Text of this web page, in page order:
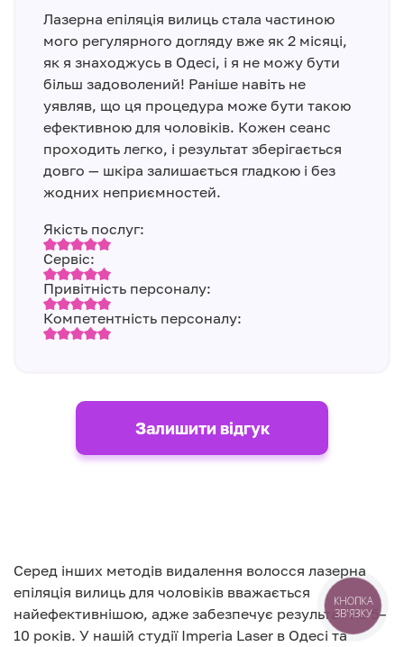
Лазерна епіляція вилиць стала частиною
мого регулярного догляду вже як 2 місяці,
як я знаходжусь в Одесі, і я не можу бути
більш задоволений! Раніше навіть не
уявляв, що ця процедура може бути такою
ефективною для чоловіків. Кожен сеанс
проходить легко, і результат зберігається
довго — шкіра залишається гладкою і без
жодних неприємностей.
Якість послуг:
Сервіс:
Привітність персоналу:
Компетентність персоналу:
Залишити відгук
Серед інших методів видалення волосся лазерна
епіляція вилиць для чоловіків вважається
найефективнішою, адже забезпечує результат на 5–
10 років. У нашій студії Imperia Laser в Одесі та
КНОПКА
ЗВ'ЯЗКУ